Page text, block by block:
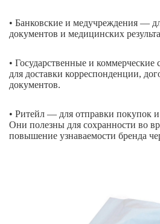
• Банковские и медучреждения —
документов и медицинских
• Государственные и
для доставки корреспонденции,
документов.
• Ритейл — для отправки покупок
Они полезны для сохранности во
повышение узнаваемости бренда